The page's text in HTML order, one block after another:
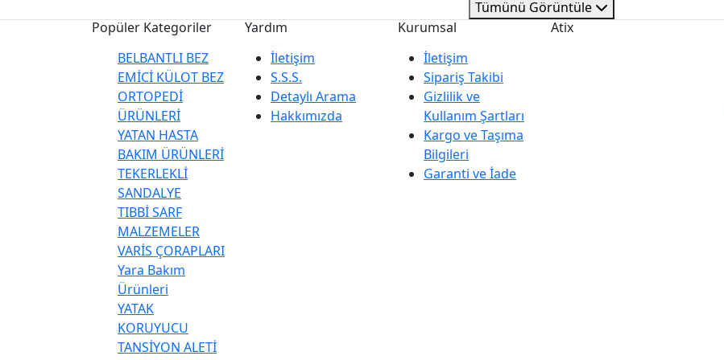
Tümünü Görüntüle
Popüler Kategoriler
BELBANTLI BEZ
EMİCİ KÜLOT BEZ
ORTOPEDİ
ÜRÜNLERİ
YATAN HASTA
BAKIM ÜRÜNLERİ
TEKERLEKLİ
SANDALYE
TIBBİ SARF
MALZEMELER
VARİS ÇORAPLARI
Yara Bakım
Ürünleri
YATAK
KORUYUCU
TANSİYON ALETİ
Yardım
İletişim
S.S.S.
Detaylı Arama
Hakkımızda
Kurumsal
İletişim
Sipariş Takibi
Gizlilik ve
Kullanım Şartları
Kargo ve Taşıma
Bilgileri
Garanti ve İade
Atix